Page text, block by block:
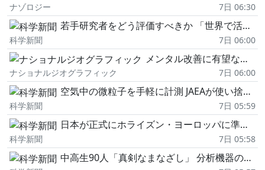
ナゾロジー 7日 06:30
若手研究者をどう評価すべきか 「世界で活躍できる人材育成」文科省が白書
科学新聞 7日 06:00
メンタル改善に有望な食事法 注目の新機軸「代謝精神医学」とは
ナショナルジオグラフィック 7日 06:00
空気中の微粒子を手軽に計測 JAEAが使い捨てデバイス開発
科学新聞 7日 05:59
日本が正式にホライズン・ヨーロッパに準加盟
科学新聞 7日 05:58
中高生90人「真剣なまなざし」 分析機器の操作体験 JAIMAサマーサイエンスクール開催